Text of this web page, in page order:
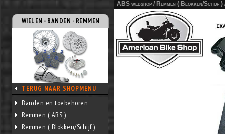
WIELEN - BANDEN - REMMEN
TERUG NAAR SHOPMENU
Banden en toebehoren
Remmen ( ABS )
Remmen ( Blokken/Schijf )
ABS webshop / Remmen ( Blokken/Schijf )